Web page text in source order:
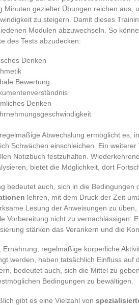
Minuten gezielter Übungen reichen aus,
zu steigern. Damit dieses
Modulen abzuwechseln. So
des Tests abzudecken:
Denken
Bewertung
Denken
Abwechslung ermöglicht es,
Schwächen einschleichen. Ein
Notizbuch festzuhalten.
bietet die Möglichkeit, dort
bedeutet auch, sich in die Bedingungen
lehren, mit dem Druck der Zeit
Lesung der Anweisungen zu
Vorbereitung nicht zu vernachlässigen:
stärken das Verankern und die
Ernährung, regelmäßige körperliche
werden, haben tatsächlich Einfluss auf
bedeutet auch, sich die Mittel zu
Bedingungen zu bewältigen.
gibt es eine Vielzahl von